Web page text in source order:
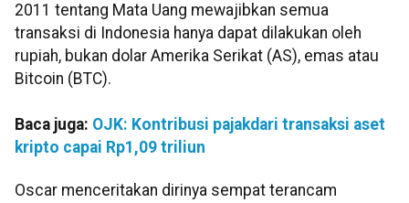
2011 tentang Mata Uang mewajibkan semua
transaksi di Indonesia hanya dapat dilakukan oleh
rupiah, bukan dolar Amerika Serikat (AS), emas atau
Bitcoin (BTC).
Baca juga: OJK: Kontribusi pajakdari transaksi aset
kripto capai Rp1,09 triliun
Oscar menceritakan dirinya sempat terancam